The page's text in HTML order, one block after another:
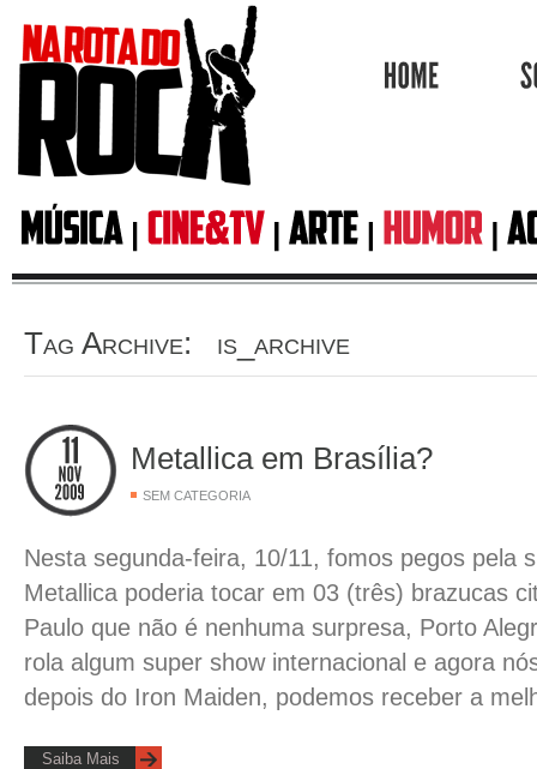
Tag Archive: is_archive
Metallica em Brasília?
SEM CATEGORIA
Nesta segunda-feira, 10/11, fomos pegos pela
Metallica poderia tocar em 03 (três) brazucas
Paulo que não é nenhuma surpresa, Porto
rola algum super show internacional e agora
depois do Iron Maiden, podemos receber a
Saiba Mais